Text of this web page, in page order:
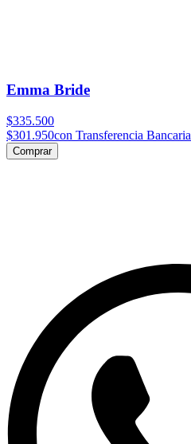
Emma Bride
$335.500
$301.950con Transferencia Bancaria
Comprar